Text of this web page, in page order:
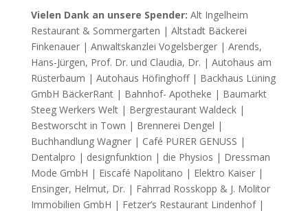
Vielen Dank an unsere Spender: Alt Ingelheim
Restaurant & Sommergarten | Altstadt Bäckerei
Finkenauer | Anwaltskanzlei Vogelsberger | Arends,
Hans-Jürgen, Prof. Dr. und Claudia, Dr. | Autohaus am
Rüsterbaum | Autohaus Höfinghoff | Backhaus Lüning
GmbH BäckerRant | Bahnhof- Apotheke | Baumarkt
Steeg Werkers Welt | Bergrestaurant Waldeck |
Bestworscht in Town | Brennerei Dengel |
Buchhandlung Wagner | Café PURER GENUSS |
Dentalpro | designfunktion | die Physios | Dressman
Mode GmbH | Eiscafé Napolitano | Elektro Kaiser |
Ensinger, Helmut, Dr. | Fahrrad Rosskopp & J. Molitor
Immobilien GmbH | Fetzer’s Restaurant Lindenhof |